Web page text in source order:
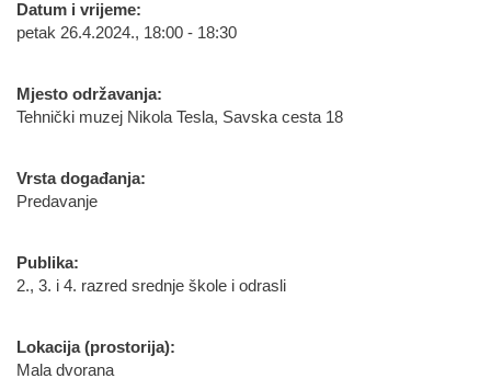
Datum i vrijeme:
petak 26.4.2024., 18:00 - 18:30
Mjesto održavanja:
Tehnički muzej Nikola Tesla, Savska cesta 18
Vrsta događanja:
Predavanje
Publika:
2., 3. i 4. razred srednje škole i odrasli
Lokacija (prostorija):
Mala dvorana